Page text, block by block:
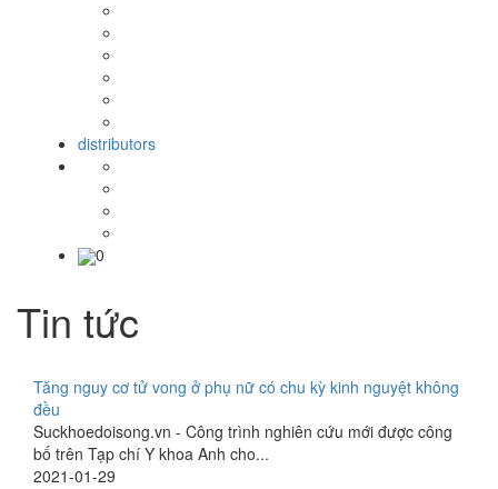
distributors
0
Tin tức
Tăng nguy cơ tử vong ở phụ nữ có chu kỳ kinh nguyệt không
đều
Suckhoedoisong.vn - Công trình nghiên cứu mới được công
bố trên Tạp chí Y khoa Anh cho...
2021-01-29